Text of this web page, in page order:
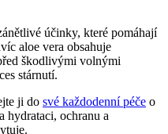
účinky, které pomáhají
aloe vera obsahuje​
škodlivými volnými
stárnutí.
ji do‍ své každodenní péče o
hydrataci, ochranu a